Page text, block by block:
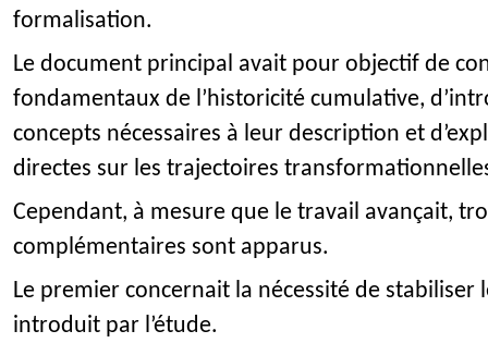
formalisation.
Le document principal avait pour objectif de
fondamentaux de l’historicité cumulative,
concepts nécessaires à leur description et
directes sur les trajectoires
Cependant, à mesure que le travail avançait,
complémentaires sont apparus.
Le premier concernait la nécessité de
introduit par l’étude.